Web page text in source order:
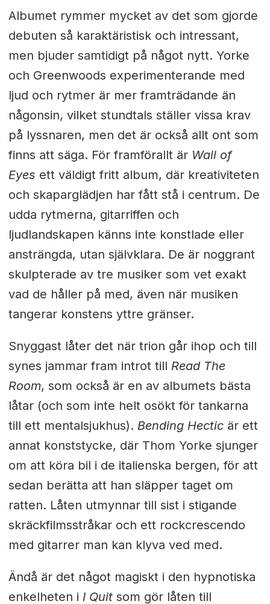
Albumet rymmer mycket av det som gjorde
debuten så karaktäristisk och intressant,
men bjuder samtidigt på något nytt. Yorke
och Greenwoods experimenterande med
ljud och rytmer är mer framträdande än
någonsin, vilket stundtals ställer vissa krav
på lyssnaren, men det är också allt ont som
finns att säga. För framförallt är Wall of
Eyes ett väldigt fritt album, där kreativiteten
och skaparglädjen har fått stå i centrum. De
udda rytmerna, gitarriffen och
ljudlandskapen känns inte konstlade eller
ansträngda, utan självklara. De är noggrant
skulpterade av tre musiker som vet exakt
vad de håller på med, även när musiken
tangerar konstens yttre gränser.
Snyggast låter det när trion går ihop och till
synes jammar fram introt till Read The
Room, som också är en av albumets bästa
låtar (och som inte helt osökt för tankarna
till ett mentalsjukhus). Bending Hecticär ett
annat konststycke, där Thom Yorke sjunger
om att köra bil i de italienska bergen, för att
sedan berätta att han släpper taget om
ratten. Låten utmynnar till sist i stigande
skräckfilmsstråkar och ett rockcrescendo
med gitarrer man kan klyva ved med.
Ändå är det något magiskt i den hypnotiska
enkelheten i I Quitsom gör låten till